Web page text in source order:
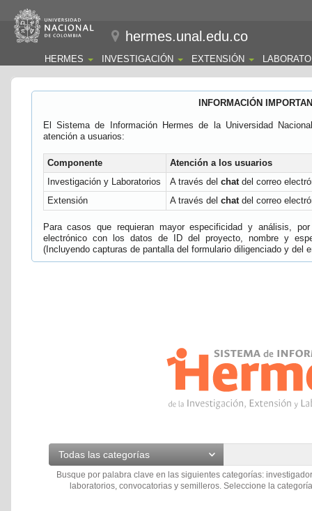
hermes.unal.edu.co
HERMES INVESTIGACIÓN EXTENSIÓN
INFORMACIÓN
El Sistema de Información Hermes de la Universidad
atención a usuarios:
Componente
Atención a los usuarios
Investigación y Laboratorios
A través del chatdel correo
Extensión
A través del chatdel correo
Para casos que requieran mayor especificidad y análisis,
electrónico con los datos de ID del proyecto, nombre y
(Incluyendo capturas de pantalla del formulario diligenciado y del
Todas las categorías
Busque por palabra clave en las siguientes categorías:
laboratorios, convocatorias y semilleros. Seleccione la